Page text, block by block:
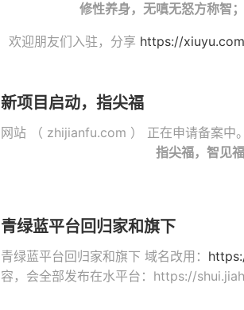
修性养身，无嗔无怒方称智；
欢迎朋友们入驻，分享 https://
新项目启动，指尖福
网站 （ zhijianfu.com ） 正在申请备案中。
指尖福，智见福
青绿蓝平台回归家和旗下
青绿蓝平台回归家和旗下 域名改用：
容，会全部发布在水平台：https://